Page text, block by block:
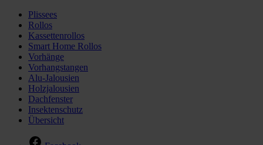
Plissees
Rollos
Kassettenrollos
Smart Home Rollos
Vorhänge
Vorhangstangen
Alu-Jalousien
Holzjalousien
Dachfenster
Insektenschutz
Übersicht